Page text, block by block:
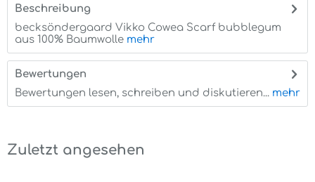
Beschreibung
becksöndergaard Vikko Cowea Scarf bubblegum
aus 100% Baumwolle mehr
Bewertungen
Bewertungen lesen, schreiben und diskutieren... mehr
Zuletzt angesehen